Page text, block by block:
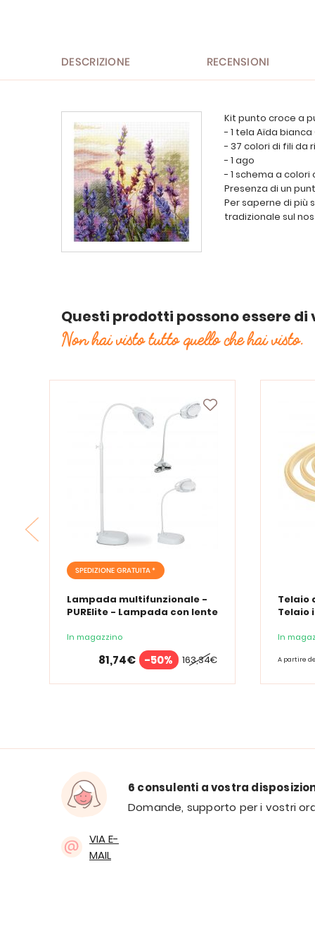
immagini
DESCRIZIONE RECENSIONI
Kit punto croce a
- 1 tela Aïda bianca
- 37 colori di fili da
- 1 ago
- 1 schema a
Presenza di un
Per saperne di più
tradizionale sul
Questi prodotti possono essere
Non hai visto tutto quello che hai visto.
SPEDIZIONE GRATUITA *
Lampada multifunzionale -
PURElite - Lampada con lente
Spectrum
In magazzino
163,34€
81,74€ -50%
Telaio
Telaio
In
A partire
6 consulenti a vostra
Domande, supporto per i vostri
VIA E-
MAIL